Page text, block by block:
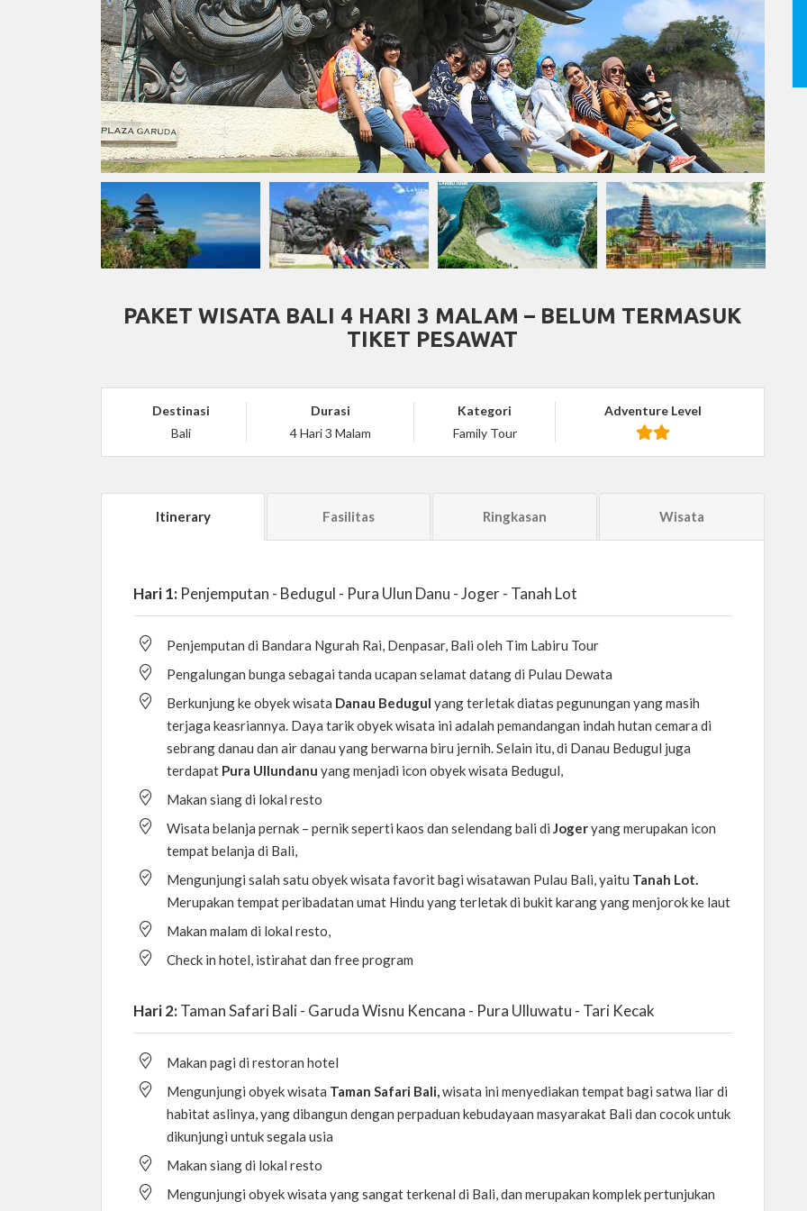
PAKET WISATA BALI 4 HARI 3 MALAM – BELUM TERMASUK
TIKET PESAWAT
Destinasi
Bali
Durasi
4 Hari 3 Malam
Kategori
Family Tour
Adventure Level
Itinerary Fasilitas Ringkasan Wisata
Hari 1: Penjemputan - Bedugul - Pura Ulun Danu - Joger - Tanah Lot
Penjemputan di Bandara Ngurah Rai, Denpasar, Bali oleh Tim Labiru Tour
Pengalungan bunga sebagai tanda ucapan selamat datang di Pulau Dewata
Berkunjung ke obyek wisata Danau Bedugul yang terletak diatas pegunungan yang masih
terjaga keasriannya. Daya tarik obyek wisata ini adalah pemandangan indah hutan cemara di
sebrang danau dan air danau yang berwarna biru jernih. Selain itu, di Danau Bedugul juga
terdapat Pura Ullundanu yang menjadi icon obyek wisata Bedugul,
Makan siang di lokal resto
Wisata belanja pernak – pernik seperti kaos dan selendang bali di Jogeryang merupakan icon
tempat belanja di Bali,
Mengunjungi salah satu obyek wisata favorit bagi wisatawan Pulau Bali, yaitu Tanah Lot.
Merupakan tempat peribadatan umat Hindu yang terletak di bukit karang yang menjorok ke laut
Makan malam di lokal resto,
Check in hotel, istirahat dan free program
Hari 2:Taman Safari Bali - Garuda Wisnu Kencana - Pura Ulluwatu - Tari Kecak
Makan pagi di restoran hotel
Mengunjungi obyek wisata Taman Safari Bali,wisata ini menyediakan tempat bagi satwa liar di
habitat aslinya, yang dibangun dengan perpaduan kebudayaan masyarakat Bali dan cocok untuk
dikunjungi untuk segala usia
Makan siang di lokal resto
Mengunjungi obyek wisata yang sangat terkenal di Bali, dan merupakan komplek pertunjukan